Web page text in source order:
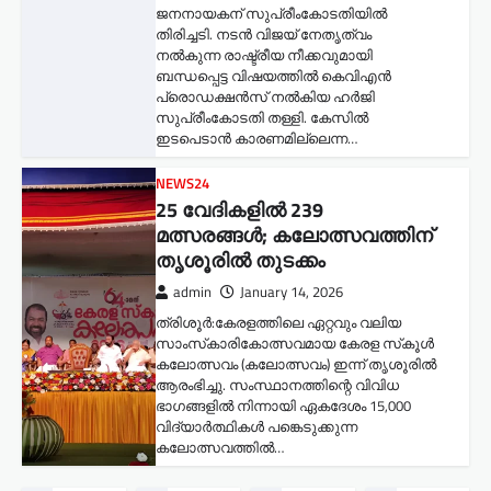
ജനനായകന് സുപ്രീംകോടതിയില്‍
തിരിച്ചടി. നടൻ വിജയ് നേതൃത്വം
നൽകുന്ന രാഷ്ട്രീയ നീക്കവുമായി
ബന്ധപ്പെട്ട വിഷയത്തിൽ കെവിഎൻ
പ്രൊഡക്ഷൻസ് നൽകിയ ഹർജി
സുപ്രീംകോടതി തള്ളി. കേസിൽ
ഇടപെടാൻ കാരണമില്ലെന്ന…
NEWS24
25 വേദികളിൽ 239
മത്സരങ്ങൾ; കലോത്സവത്തിന്
തൃശൂരിൽ തുടക്കം
admin January 14, 2026
ത്രിശൂർ:കേരളത്തിലെ ഏറ്റവും വലിയ
സാംസ്‌കാരികോത്സവമായ കേരള സ്‌കൂൾ
കലോത്സവം (കലോത്സവം) ഇന്ന് തൃശൂരിൽ
ആരംഭിച്ചു. സംസ്ഥാനത്തിന്റെ വിവിധ
ഭാഗങ്ങളിൽ നിന്നായി ഏകദേശം 15,000
വിദ്യാർത്ഥികൾ പങ്കെടുക്കുന്ന
കലോത്സവത്തിൽ…